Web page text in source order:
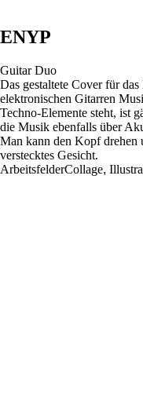
ENYP
Guitar Duo
Das gestaltete Cover für
elektronischen Gitarren
Techno-Elemente steht, ist
die Musik ebenfalls über
Man kann den Kopf drehen
verstecktes Gesicht.
ArbeitsfelderCollage,